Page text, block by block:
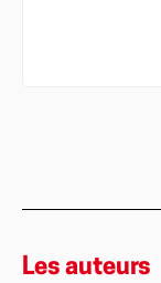
Les auteurs